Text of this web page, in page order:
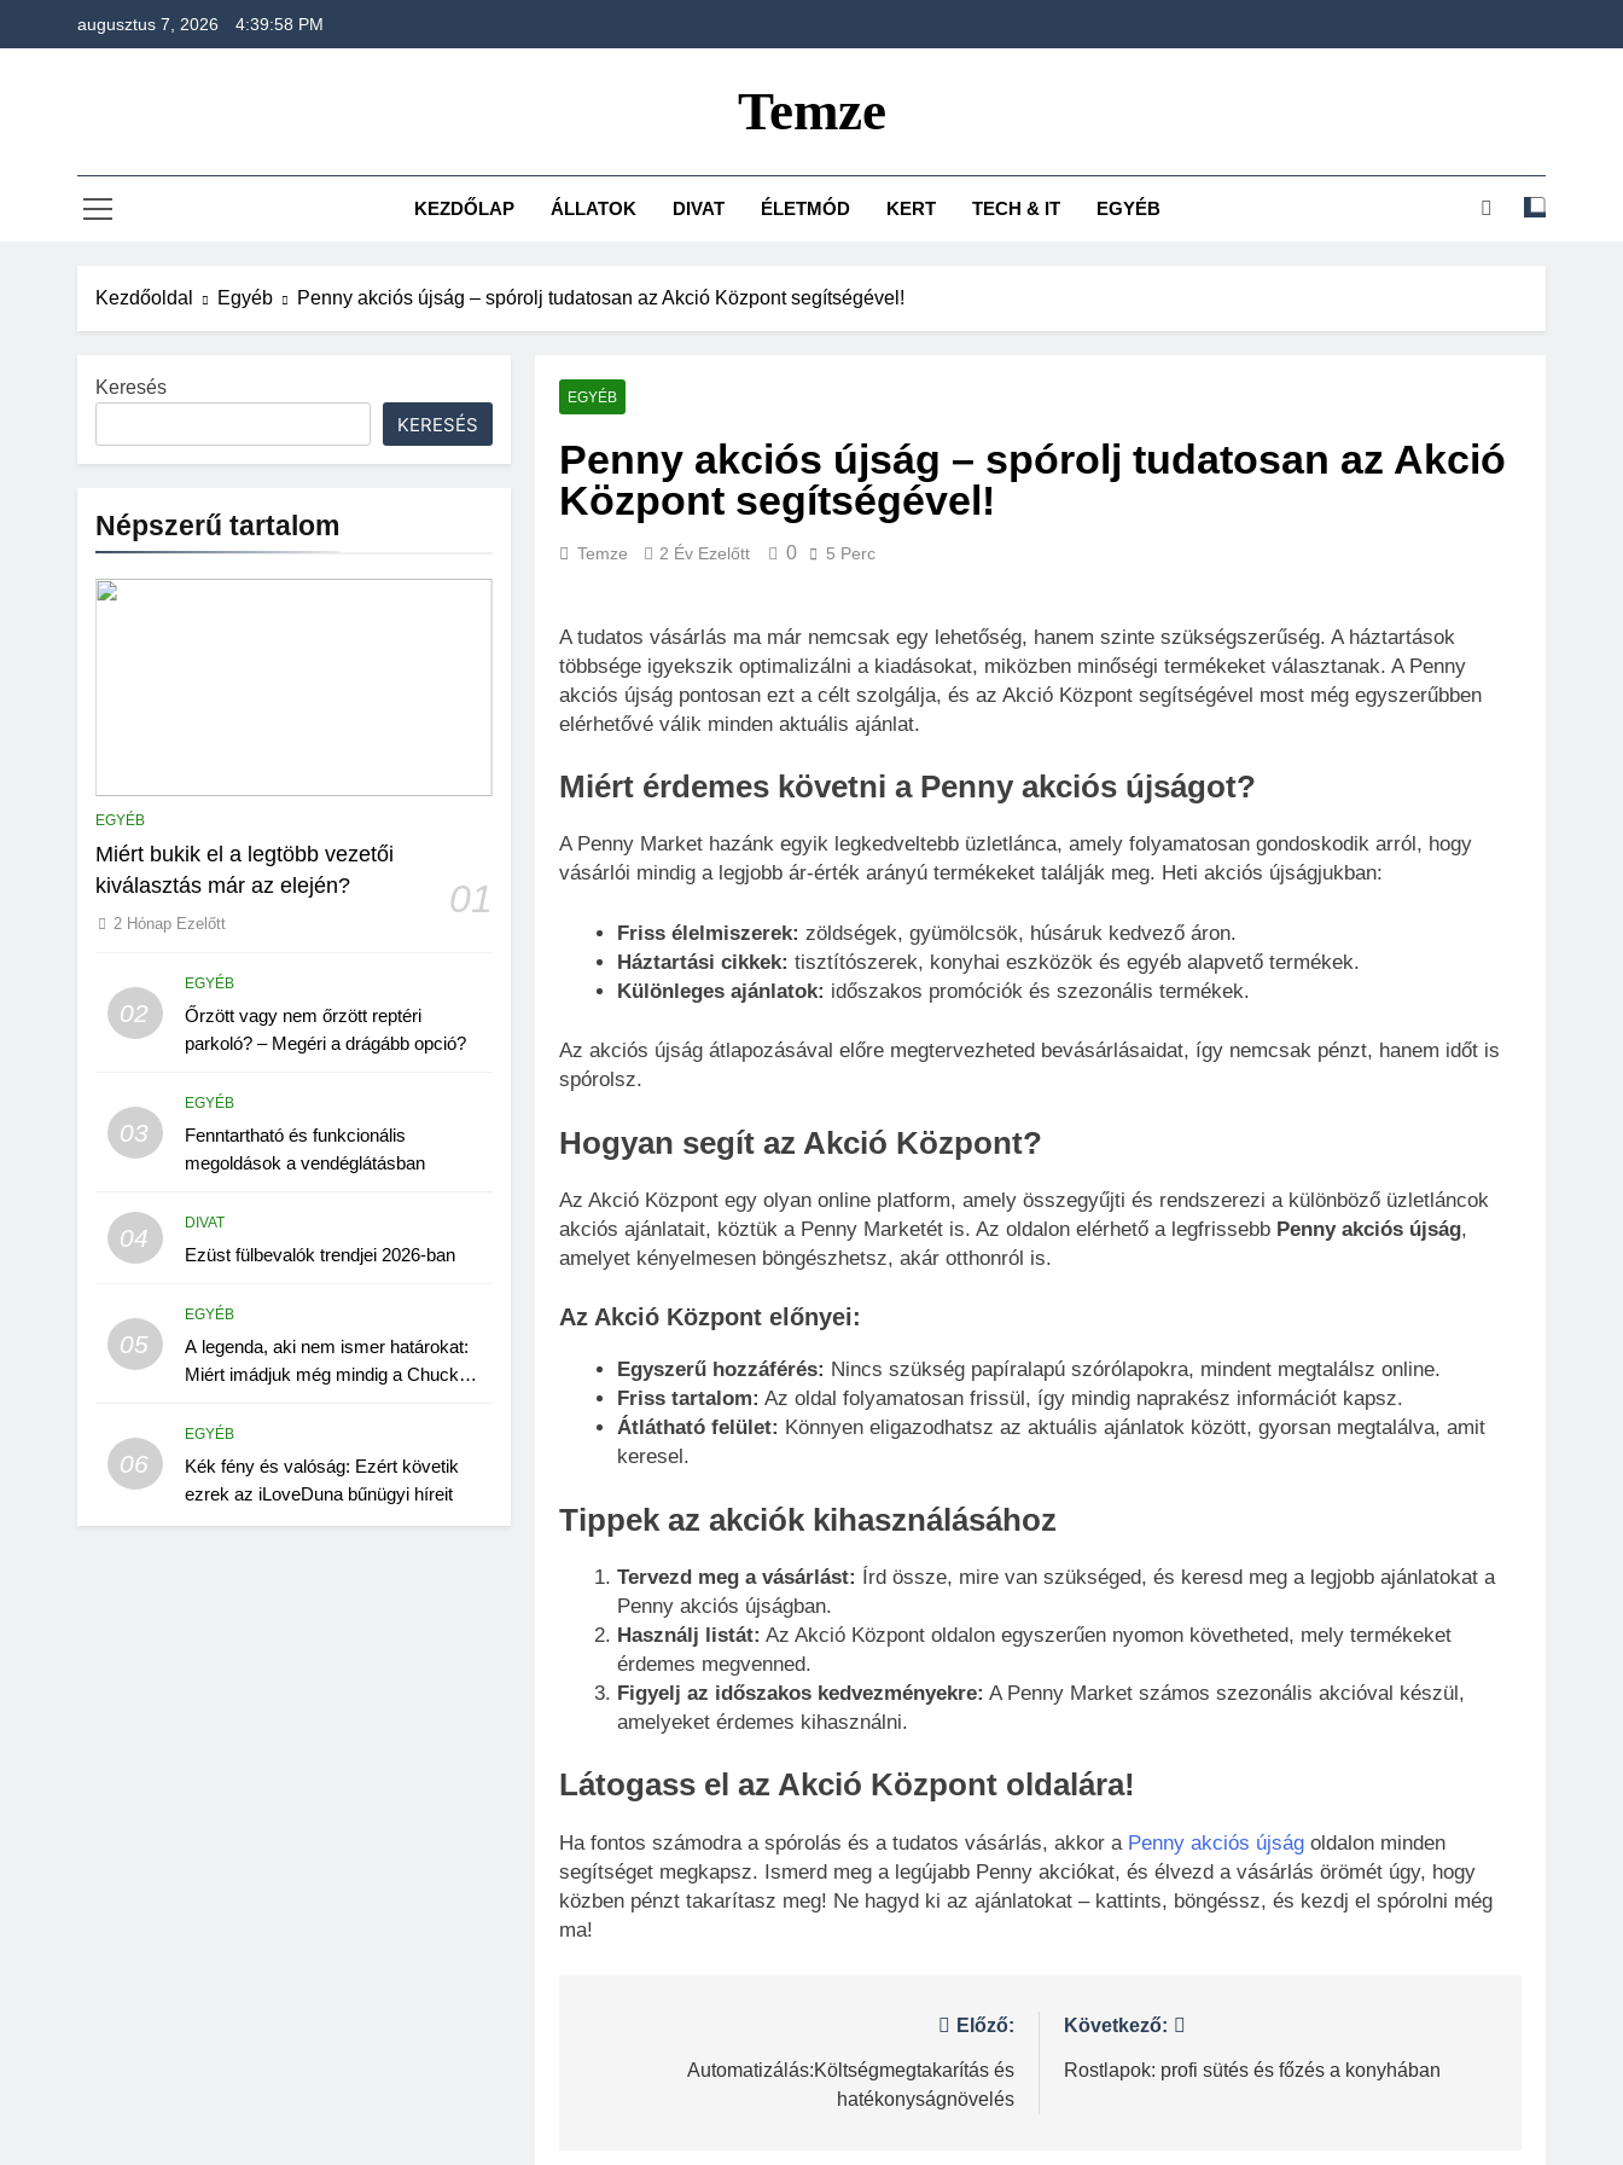
augusztus 7, 2026 4:39:59 PM
Temze
KEZDŐLAP ÁLLATOK DIVAT ÉLETMÓD KERT TECH & IT EGYÉB
Kezdőoldal Egyéb Penny akciós újság – spórolj tudatosan az Akció Központ segítségével!
Keresés
KERESÉS
Népszerű tartalom
EGYÉB
Miért bukik el a legtöbb vezetői
kiválasztás már az elején?
01
2 Hónap Ezelőtt
02
EGYÉB
Őrzött vagy nem őrzött reptéri
parkoló? – Megéri a drágább opció?
03
EGYÉB
Fenntartható és funkcionális
megoldások a vendéglátásban
04
DIVAT
Ezüst fülbevalók trendjei 2026-ban
05
EGYÉB
A legenda, aki nem ismer határokat:
Miért imádjuk még mindig a Chuck
06
EGYÉB
Kék fény és valóság: Ezért követik
ezrek az iLoveDuna bűnügyi híreit
EGYÉB
Penny akciós újság – spórolj tudatosan az Akció
Központ segítségével!
Temze 2 Év Ezelőtt 0 5 Perc
A tudatos vásárlás ma már nemcsak egy lehetőség, hanem szinte szükségszerűség. A háztartások
többsége igyekszik optimalizálni a kiadásokat, miközben minőségi termékeket választanak. A Penny
akciós újság pontosan ezt a célt szolgálja, és az Akció Központ segítségével most még egyszerűbben
elérhetővé válik minden aktuális ajánlat.
Miért érdemes követni a Penny akciós újságot?
A Penny Market hazánk egyik legkedveltebb üzletlánca, amely folyamatosan gondoskodik arról, hogy
vásárlói mindig a legjobb ár-érték arányú termékeket találják meg. Heti akciós újságjukban:
Friss élelmiszerek: zöldségek, gyümölcsök, húsáruk kedvező áron.
Háztartási cikkek: tisztítószerek, konyhai eszközök és egyéb alapvető termékek.
Különleges ajánlatok: időszakos promóciók és szezonális termékek.
Az akciós újság átlapozásával előre megtervezheted bevásárlásaidat, így nemcsak pénzt, hanem időt is
spórolsz.
Hogyan segít az Akció Központ?
Az Akció Központ egy olyan online platform, amely összegyűjti és rendszerezi a különböző üzletláncok
akciós ajánlatait, köztük a Penny Marketét is. Az oldalon elérhető a legfrissebb Penny akciós újság,
amelyet kényelmesen böngészhetsz, akár otthonról is.
Az Akció Központ előnyei:
Egyszerű hozzáférés: Nincs szükség papíralapú szórólapokra, mindent megtalálsz online.
Friss tartalom: Az oldal folyamatosan frissül, így mindig naprakész információt kapsz.
Átlátható felület: Könnyen eligazodhatsz az aktuális ajánlatok között, gyorsan megtalálva, amit
keresel.
Tippek az akciók kihasználásához
Tervezd meg a vásárlást: Írd össze, mire van szükséged, és keresd meg a legjobb ajánlatokat a
Penny akciós újságban.
Használj listát: Az Akció Központ oldalon egyszerűen nyomon követheted, mely termékeket
érdemes megvenned.
Figyelj az időszakos kedvezményekre: A Penny Market számos szezonális akcióval készül,
amelyeket érdemes kihasználni.
Látogass el az Akció Központ oldalára!
Ha fontos számodra a spórolás és a tudatos vásárlás, akkor a Penny akciós újságoldalon minden
segítséget megkapsz. Ismerd meg a legújabb Penny akciókat, és élvezd a vásárlás örömét úgy, hogy
közben pénzt takarítasz meg! Ne hagyd ki az ajánlatokat – kattints, böngéssz, és kezdj el spórolni még
ma!
navigáció
Előző:
Automatizálás:Költségmegtakarítás és
hatékonyságnövelés
Következő:
Rostlapok: profi sütés és főzés a konyhában